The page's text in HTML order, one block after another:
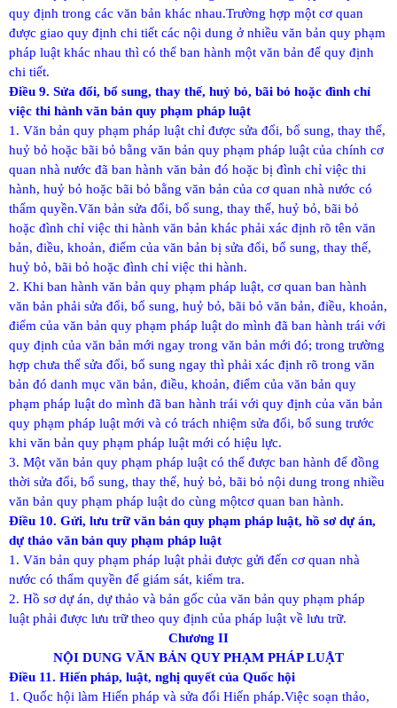
quy định trong các văn bản khác nhau.Trường hợp một cơ quan
được giao quy định chi tiết các nội dung ở nhiều văn bản quy phạm
pháp luật khác nhau thì có thể ban hành một văn bản để quy định
chi tiết.
Điều 9. Sửa đổi, bổ sung, thay thế, huỷ bỏ, bãi bỏ hoặc đình chỉ
việc thi hành văn bản quy phạm pháp luật
1. Văn bản quy phạm pháp luật chỉ được sửa đổi, bổ sung, thay thế,
huỷ bỏ hoặc bãi bỏ bằng văn bản quy phạm pháp luật của chính cơ
quan nhà nước đã ban hành văn bản đó hoặc bị đình chỉ việc thi
hành, huỷ bỏ hoặc bãi bỏ bằng văn bản của cơ quan nhà nước có
thẩm quyền.Văn bản sửa đổi, bổ sung, thay thế, huỷ bỏ, bãi bỏ
hoặc đình chỉ việc thi hành văn bản khác phải xác định rõ tên văn
bản, điều, khoản, điểm của văn bản bị sửa đổi, bổ sung, thay thế,
huỷ bỏ, bãi bỏ hoặc đình chỉ việc thi hành.
2. Khi ban hành văn bản quy phạm pháp luật, cơ quan ban hành
văn bản phải sửa đổi, bổ sung, huỷ bỏ, bãi bỏ văn bản, điều, khoản,
điểm của văn bản quy phạm pháp luật do mình đã ban hành trái với
quy định của văn bản mới ngay trong văn bản mới đó; trong trường
hợp chưa thể sửa đổi, bổ sung ngay thì phải xác định rõ trong văn
bản đó danh mục văn bản, điều, khoản, điểm của văn bản quy
phạm pháp luật do mình đã ban hành trái với quy định của văn bản
quy phạm pháp luật mới và có trách nhiệm sửa đổi, bổ sung trước
khi văn bản quy phạm pháp luật mới có hiệu lực.
3. Một văn bản quy phạm pháp luật có thể được ban hành để đồng
thời sửa đổi, bổ sung, thay thế, huỷ bỏ, bãi bỏ nội dung trong nhiều
văn bản quy phạm pháp luật do cùng mộtcơ quan ban hành.
Điều 10. Gửi, lưu trữ văn bản quy phạm pháp luật, hồ sơ dự án,
dự thảo văn bản quy phạm pháp luật
1. Văn bản quy phạm pháp luật phải được gửi đến cơ quan nhà
nước có thẩm quyền để giám sát, kiểm tra.
2. Hồ sơ dự án, dự thảo và bản gốc của văn bản quy phạm pháp
luật phải được lưu trữ theo quy định của pháp luật về lưu trữ.
Chương II
NỘI DUNG VĂN BẢN QUY PHẠM PHÁP LUẬT
Điều 11. Hiến pháp, luật, nghị quyết của Quốc hội
1. Quốc hội làm Hiến pháp và sửa đổi Hiến pháp.Việc soạn thảo,